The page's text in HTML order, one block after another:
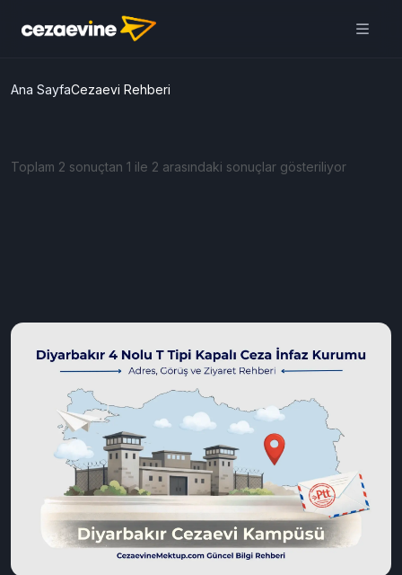
Ana SayfaCezaevi Rehberi
Toplam 2 sonuçtan 1 ile 2 arasındaki sonuçlar gösteriliyor